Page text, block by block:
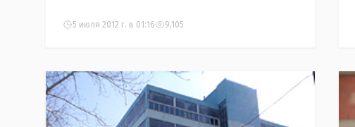
5 июля 2012 г. в 01:16 9,105